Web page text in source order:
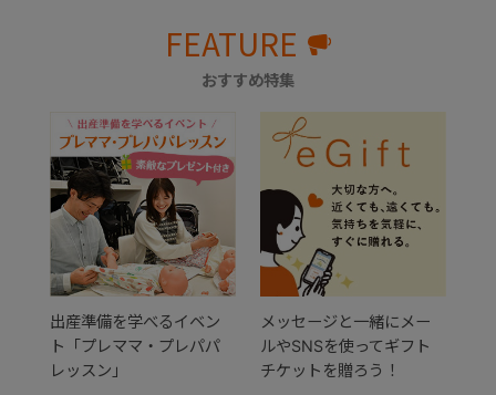
FEATURE
おすすめ特集
出産準備を学べるイベン
ト「プレママ・プレパパ
レッスン」
メッセージと一緒にメー
ルやSNSを使ってギフト
チケットを贈ろう！